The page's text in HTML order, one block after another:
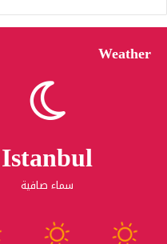
Weather
Istanbul
سماء صافية